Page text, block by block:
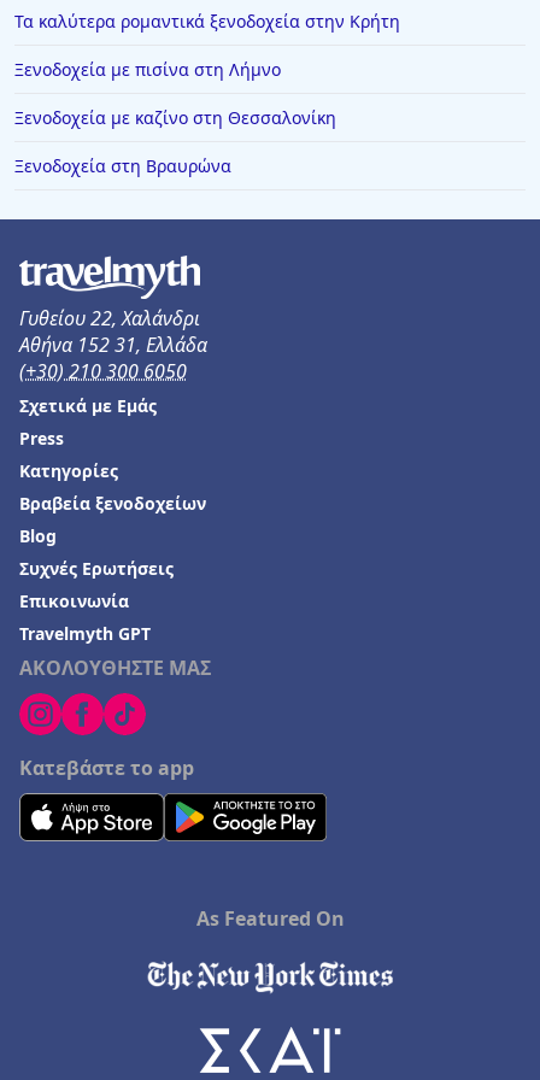
Ξενοδοχεία στην Τρίπολη
Ξενοδοχεία στην Κινέτα
Ξενοδοχεία στην Πέρδικα
Ξενοδοχεία στον Λιμένα Θάσου
Ξενοδοχεία στη Ζαχάρω
Ξενοδοχεία στη Νέα Καλλικράτεια
Ξενοδοχεία στους Άγιους Θεόδωρους
Ξενοδοχεία στη Ζανζιβάρη
Ξενοδοχεία στο Μπάνσκο
Ξενοδοχεία στην Κεραμωτή
Ξενοδοχεία στη Λάρνακα
Ξενοδοχεία σε Μαρώνεια
Τα καλύτερα ρομαντικά ξενοδοχεία στην Κρήτη
Ξενοδοχεία με πισίνα στη Λήμνο
Ξενοδοχεία με καζίνο στη Θεσσαλονίκη
Ξενοδοχεία στη Βραυρώνα
Γυθείου 22, Χαλάνδρι
Αθήνα 152 31, Ελλάδα
(+30) 210 300 6050
ΑΚΟΛΟΥΘΗΣΤΕ ΜΑΣ
Κατεβάστε το app
Σχετικά με Εμάς
Press
Κατηγορίες
Βραβεία ξενοδοχείων
Blog
Συχνές Ερωτήσεις
Επικοινωνία
Travelmyth GPT
As Featured On